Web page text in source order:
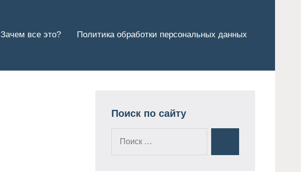
Зачем все это? Политика обработки персональных данных
Поиск по сайту